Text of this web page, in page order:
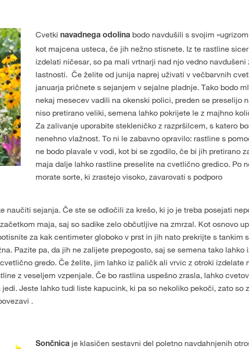
Cvetki navadnega odolina bodo navdušili s svojim
kot majcena usteca, če jih nežno stisnete. Iz te rastline
izdelati ničesar, so pa mali vrtnarji nad njo vedno navdušeni
lastnosti. Če želite od junija naprej uživati v večbarvnih
januarja pričnete s sejanjem v sejalne pladnje. Tako bodo
nekaj mesecev vadili na okenski polici, preden se preselijo
niso pretirano veliki, semena lahko pokrijete le z majhno
Za zalivanje uporabite stekleničko z razpršilcem, s katero
nenehno vlažnost. To ni le zabavno opravilo: rastline s
ne bodo plavale v vodi, kot bi se zgodilo, če bi jih pretirano
maja dalje lahko rastline preselite na cvetlično gredico. Po
morate sorte, ki zrastejo visoko, zavarovati s podporo
naučiti sejanja. Če ste se odločili za krešo, ki jo je treba posejati
maja, saj so sadike zelo občutljive na zmrzal. Kot osnovo
za kak centimeter globoko v prst in jih nato prekrijte s tankim
Pazite pa, da jih ne zalijete prepogosto, saj se semena tako lahko
gredo. Če želite, jim lahko iz paličk ali vrvic z otroki izdelate
z veseljem vzpenjale. Če bo rastlina uspešno zrasla, lahko
Jeste lahko tudi liste kapucink, ki pa so nekoliko pekoči, zato so
.
Sončnica je klasičen sestavni del poletno navdahnjenih